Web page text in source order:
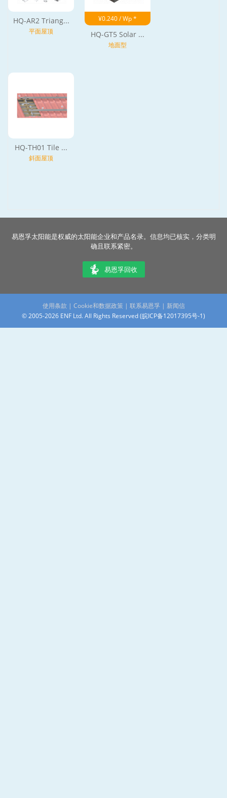
HQ-AR2 Triang...
平面屋顶
¥0.240 / Wp *
HQ-GT5 Solar ...
地面型
HQ-TH01 Tile ...
斜面屋顶
易恩孚太阳能是权威的太阳能企业和产品名录。信息均已核实，分类明
确且联系紧密。
易恩孚回收
使用条款 | Cookie和数据政策| 联系易恩孚 | 新闻信
© 2005-2026 ENF Ltd. All Rights Reserved (皖ICP备12017395号-1)